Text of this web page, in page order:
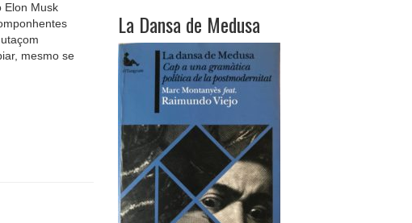
Elon Musk
mesmo se
La Dansa de Medusa